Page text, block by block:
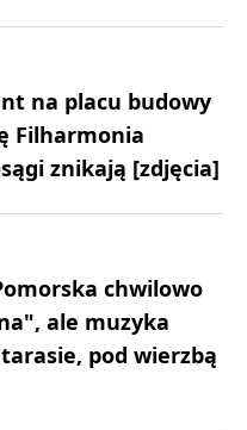
na placu budowy
Filharmonia
znikają [zdjęcia]
chwilowo
ale muzyka
pod wierzbą